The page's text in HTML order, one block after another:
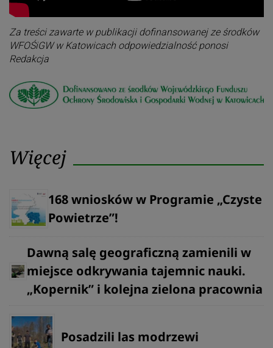
Za treści zawarte w publikacji dofinansowanej ze środków
WFOŚiGW w Katowicach odpowiedzialność ponosi
Redakcja
Więcej
168 wniosków w Programie „Czyste
Powietrze”!
Dawną salę geograficzną zamienili w
miejsce odkrywania tajemnic nauki.
„Kopernik” i kolejna zielona pracownia
Posadzili las modrzewi